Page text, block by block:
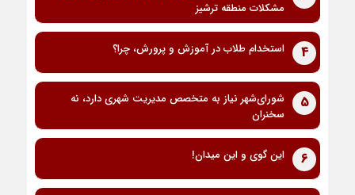
مشکلات منطقه ترشیز
4 استخدام طلاب در آموزش و پرورش، چرا؟
5
شورای‌شهر نیاز به متخصص مدیریت شهری دارد، نه
سخنران
6 این گوی و این میدان!